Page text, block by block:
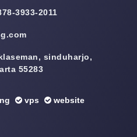
3933-2011
sinduharjo,
55283
vps website